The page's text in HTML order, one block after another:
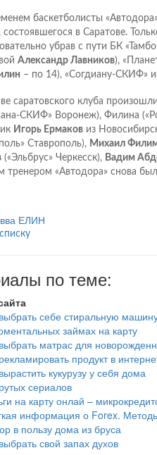
баскетболисты
состоявшегося в Саратове.
убрав с пути БК
Александр Лавников),
– по 14), «Согдиану-СКИФ»
саратовского клуба
СКИФ» Воронеж), Филина
Игорь Ермаковиз
Ставрополь), Михаил
(«Эльбрус» Черкесск), Вадим
тренером «Автодора» снова
ЕЛИН
по теме:
себе стиральную
займах на карту
матрас для
продукт в
кукурузу у себя дома
сериалов
на карту онлай –
информация о Forex.
в пользу дома из бруса
свой запах духов